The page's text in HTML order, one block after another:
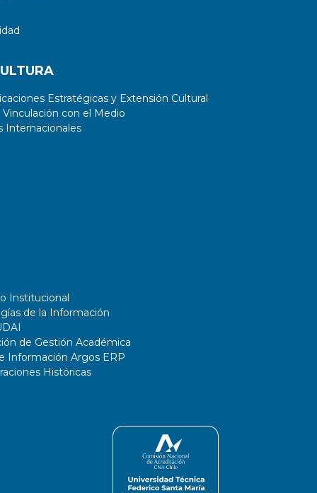
Estratégicas y Extensión Cultural
con el Medio
Internacionales
Institucional
de la Información
de Gestión Académica
Información Argos ERP
Históricas